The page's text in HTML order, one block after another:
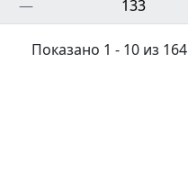
— 133
Показано 1 - 10 из 164